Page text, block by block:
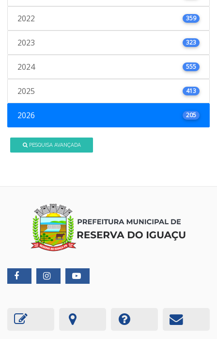
2022 359
2023 323
2024 555
2025 413
2026 205
PESQUISA AVANÇADA